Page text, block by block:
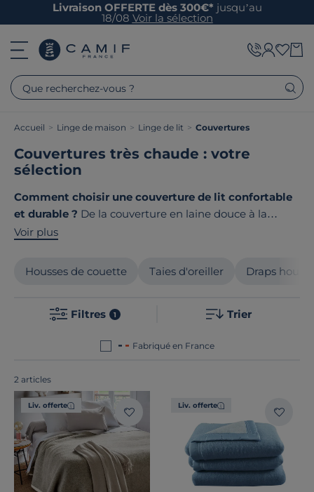
Livraison OFFERTE dès 300€* jusqu’au
18/08 Voir la sélection
Que recherchez-vous ?
Accueil > Linge de maison > Linge de lit > Couvertures
Couvertures très chaude : votre
sélection
Comment choisir une couverture de lit confortable
et durable ? De la couverture en laine douce à la
couverture polaire ultra-moelleuse, les possibilités sont
sélectionné pour vous des couvertures de grandes
moments de détente incomparables. Le point
France ou en Europe !
Voir plus
Housses de couette Taies d'oreiller Draps
Filtres 1 Trier
Fabriqué en France
2 articles
Liv. offerte Liv. offerte
Dimension
Marque
Traitement
Nature de la matière